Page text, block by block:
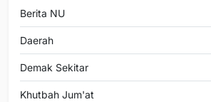
Berita NU
Daerah
Demak Sekitar
Khutbah Jum'at